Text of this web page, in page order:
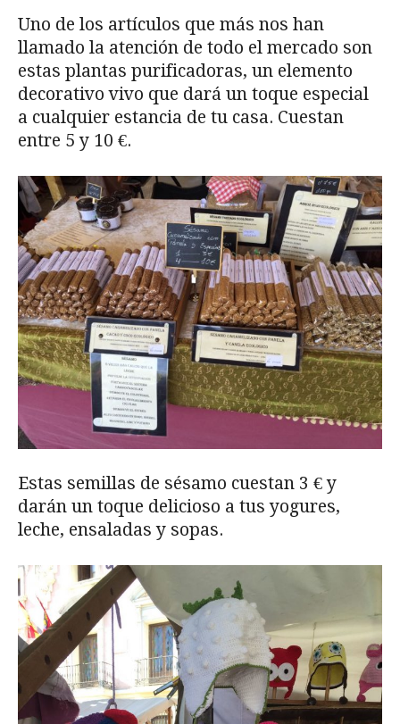
Uno de los artículos que más nos han
llamado la atención de todo el mercado son
estas plantas purificadoras, un elemento
decorativo vivo que dará un toque especial
a cualquier estancia de tu casa. Cuestan
entre 5 y 10 €.
Estas semillas de sésamo cuestan 3 € y
darán un toque delicioso a tus yogures,
leche, ensaladas y sopas.